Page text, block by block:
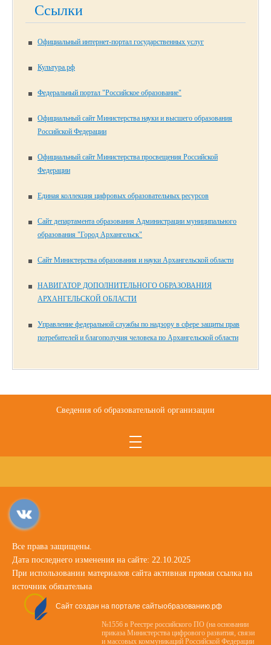
Ссылки
Официальный интернет-портал государственных услуг
Культура.рф
Федеральный портал "Российское образование"
Официальный сайт Министерства науки и высшего образования
Российской Федерации
Официальный сайт Министерства просвещения Российской
Федерации
Единая коллекция цифровых образовательных ресурсов
Сайт департамента образования Администрации муниципального
образования "Город Архангельск"
Сайт Министерства образования и науки Архангельской области
НАВИГАТОР ДОПОЛНИТЕЛЬНОГО ОБРАЗОВАНИЯ
АРХАНГЕЛЬСКОЙ ОБЛАСТИ
Управление федеральной службы по надзору в сфере защиты прав
потребителей и благополучия человека по Архангельской области
Сведения об образовательной организации
Все права защищены.
Дата последнего изменения на сайте: 22.10.2025
При использовании материалов сайта активная прямая ссылка на
источник обязательна
Сайт создан на портале сайтыобразованию.рф
№1556 в Реестре российского ПО (на основании
приказа Министерства цифрового развития, связи
и массовых коммуникаций Российской Федерации